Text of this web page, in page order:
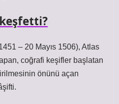
– 20 Mayıs 1506), Atlas
coğrafi keşifler başlatan
önünü açan